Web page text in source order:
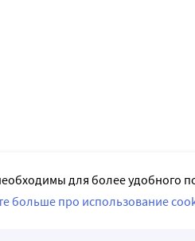
для более удобного
больше про использование